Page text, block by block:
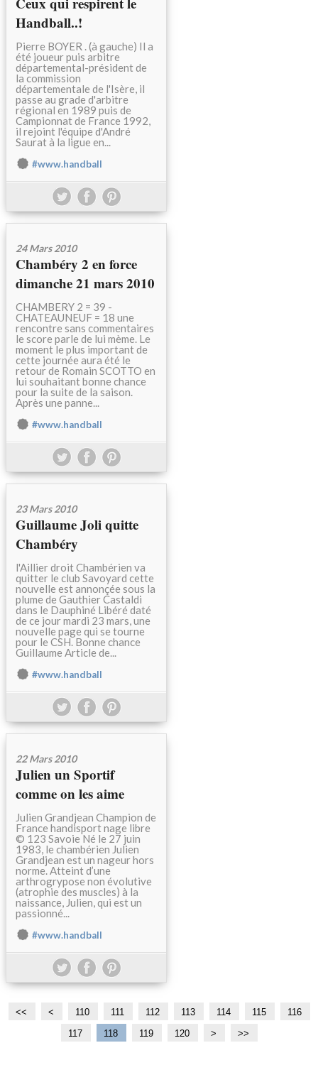
Handball..!
Pierre BOYER . (à gauche) Il a
été joueur puis arbitre
départemental-président de
la commission
départementale de l'Isère, il
passe au grade d'arbitre
régional en 1989 puis de
Campionnat de France 1992,
il rejoint l'équipe d'André
Saurat à la ligue en...
#www.handball
24 Mars 2010
Chambéry 2 en force
dimanche 21 mars 2010
CHAMBERY 2 = 39 -
CHATEAUNEUF = 18 une
rencontre sans commentaires
le score parle de lui mème. Le
moment le plus important de
cette journée aura été le
retour de Romain SCOTTO en
lui souhaitant bonne chance
pour la suite de la saison.
Après une panne...
#www.handball
23 Mars 2010
Guillaume Joli quitte
Chambéry
l'Aillier droit Chambérien va
quitter le club Savoyard cette
nouvelle est annonçée sous la
plume de Gauthier Castaldi
dans le Dauphiné Libéré daté
de ce jour mardi 23 mars, une
nouvelle page qui se tourne
pour le CSH. Bonne chance
Guillaume Article de...
#www.handball
22 Mars 2010
Julien un Sportif
comme on les aime
Julien Grandjean Champion de
France handisport nage libre
© 123 Savoie Né le 27 juin
1983, le chambérien Julien
Grandjean est un nageur hors
norme. Atteint d’une
arthrogrypose non évolutive
(atrophie des muscles) à la
naissance, Julien, qui est un
passionné...
#www.handball
<< <
1
0
110 111 112 113 114 115
116
117
118 119 120
1
1
1
1
1
1
1
2
> >>